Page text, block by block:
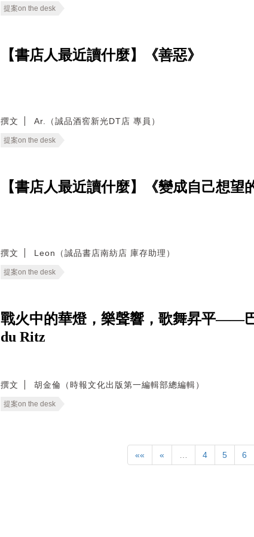
提案on the desk
【書店人最近讀什麼】《善惡》
撰文 Ar.（誠品酒窖新光DT店 專員）
提案on the desk
【書店人最近讀什麼】《變成自己想望
撰文 Leon（誠品書店南紡店 庫存助理）
提案on the desk
戰火中的華燈，樂聲響，歌舞昇平——
du Ritz
撰文 胡金倫（時報文化出版第一編輯部總編輯）
提案on the desk
«« « … 4 5 6